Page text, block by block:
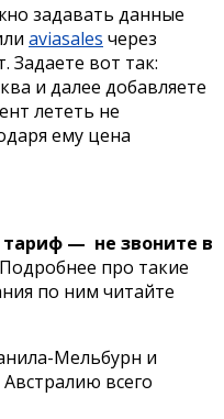
задавать данные
aviasales через
Задаете вот так:
и далее добавляете
лететь не
ему цена
— не звоните в
Подробнее про такие
по ним читайте
Мельбурн и
всего